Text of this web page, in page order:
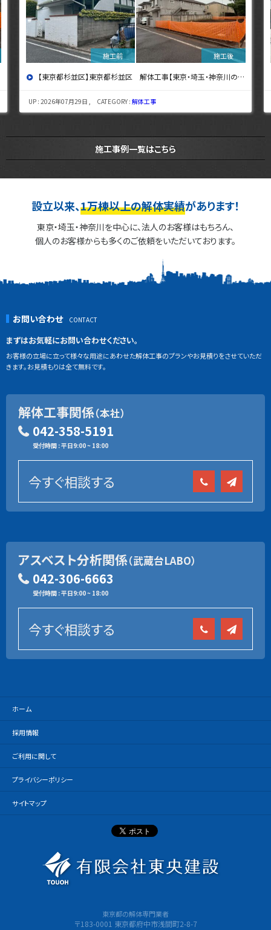
【東京都杉並区】東京都杉並区 解体工事【東京・埼玉・神奈川の解体工事なら東央建設へ】
UP : 2026年07月29日 , CATEGORY :解体工事
施工事例一覧はこちら
設立以来、1万棟以上の解体実績があります！
東京・埼玉・神奈川を中心に、法人のお客様はもちろん、
個人のお客様からも多くのご依頼をいただいております。
お問い合わせ
まずはお気軽にお問い合わせください。
お客様の立場に立って様々な用途にあわせた解体工事のプランやお見積りをさせていただ
きます。お見積もりは全て無料です。
解体工事関係（本社）
042-358-5191
受付時間 : 平日9:00 ~ 18:00
今すぐ相談する
アスベスト分析関係（武蔵台LABO）
042-306-6663
受付時間 : 平日9:00 ~ 18:00
今すぐ相談する
ホーム
採用情報
ご利用に関して
プライバシーポリシー
サイトマップ
東京都の解体専門業者
〒183-0001 東京都府中市浅間町2-8-7